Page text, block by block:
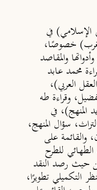
الإسلامي) في
خصوصًا،
والمقاصد
محمد عابد
العربي)،
وقراءة طه
المنهج)، في
سؤال المنهج،
والقائمة على
للطرح
حيث رصد النقد
التكميلي تطويرًا،